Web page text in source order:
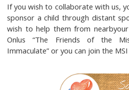
If you wish to collaborate with us,
sponsor a child through distant
wish to help them from
Onlus “The Friends of the
Immaculate” or you can join the